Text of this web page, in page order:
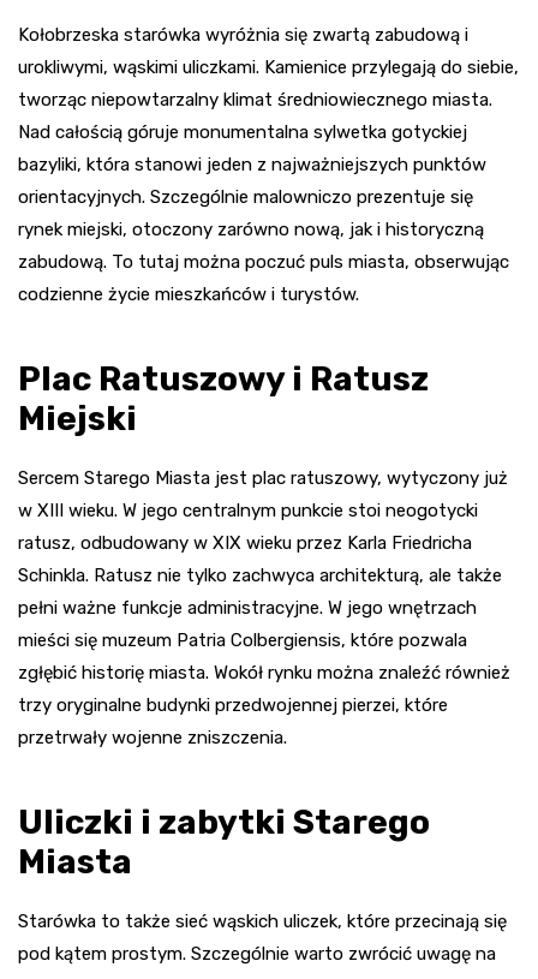
Kołobrzeska starówka wyróżnia się zwartą zabudową i
urokliwymi, wąskimi uliczkami. Kamienice przylegają do siebie,
tworząc niepowtarzalny klimat średniowiecznego miasta.
Nad całością góruje monumentalna sylwetka gotyckiej
bazyliki, która stanowi jeden z najważniejszych punktów
orientacyjnych. Szczególnie malowniczo prezentuje się
rynek miejski, otoczony zarówno nową, jak i historyczną
zabudową. To tutaj można poczuć puls miasta, obserwując
codzienne życie mieszkańców i turystów.
Plac Ratuszowy i Ratusz
Miejski
Sercem Starego Miasta jest plac ratuszowy, wytyczony już
w XIII wieku. W jego centralnym punkcie stoi neogotycki
ratusz, odbudowany w XIX wieku przez Karla Friedricha
Schinkla. Ratusz nie tylko zachwyca architekturą, ale także
pełni ważne funkcje administracyjne. W jego wnętrzach
mieści się muzeum Patria Colbergiensis, które pozwala
zgłębić historię miasta. Wokół rynku można znaleźć również
trzy oryginalne budynki przedwojennej pierzei, które
przetrwały wojenne zniszczenia.
Uliczki i zabytki Starego
Miasta
Starówka to także sieć wąskich uliczek, które przecinają się
pod kątem prostym. Szczególnie warto zwrócić uwagę na